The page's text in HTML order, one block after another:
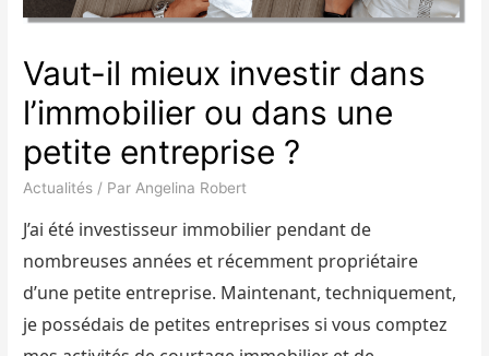
Vaut-il mieux investir dans
l’immobilier ou dans une
petite entreprise ?
Actualités / Par Angelina Robert
J’ai été investisseur immobilier pendant de
nombreuses années et récemment propriétaire
d’une petite entreprise. Maintenant, techniquement,
je possédais de petites entreprises si vous comptez